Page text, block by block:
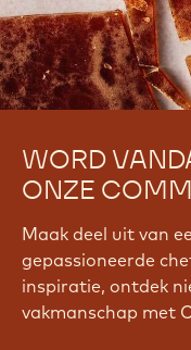
WORD
ONZE
Maak deel uit van
gepassioneerde
inspiratie, ontdek
vakmanschap met